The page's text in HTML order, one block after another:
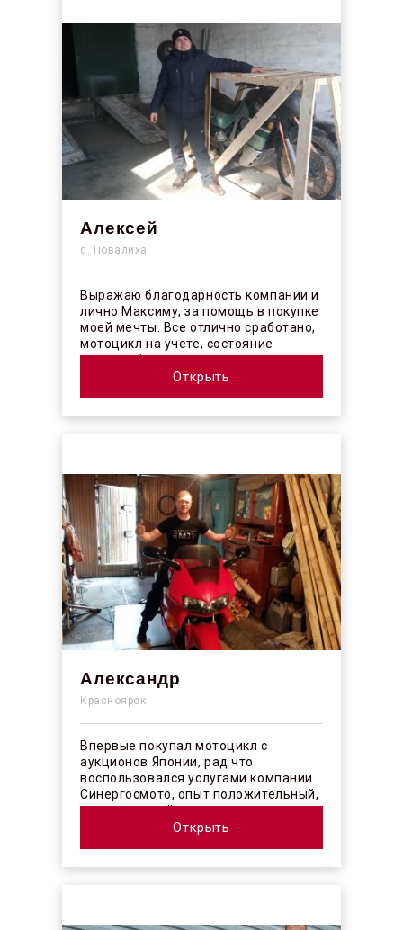
Алексей
с. Повалиха
Выражаю благодарность компании и
лично Максиму, за помощь в покупке
моей мечты. Все отлично сработано,
мотоцикл на учете, состояние
отличное! ...
Открыть
Александр
Красноярск
Впервые покупал мотоцикл с
аукционов Японии, рад что
воспользовался услугами компании
Синергосмото, опыт положительный,
коллектив действительно
профессионалы своего ...
Открыть